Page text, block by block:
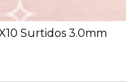
Surtidos 3.0mm